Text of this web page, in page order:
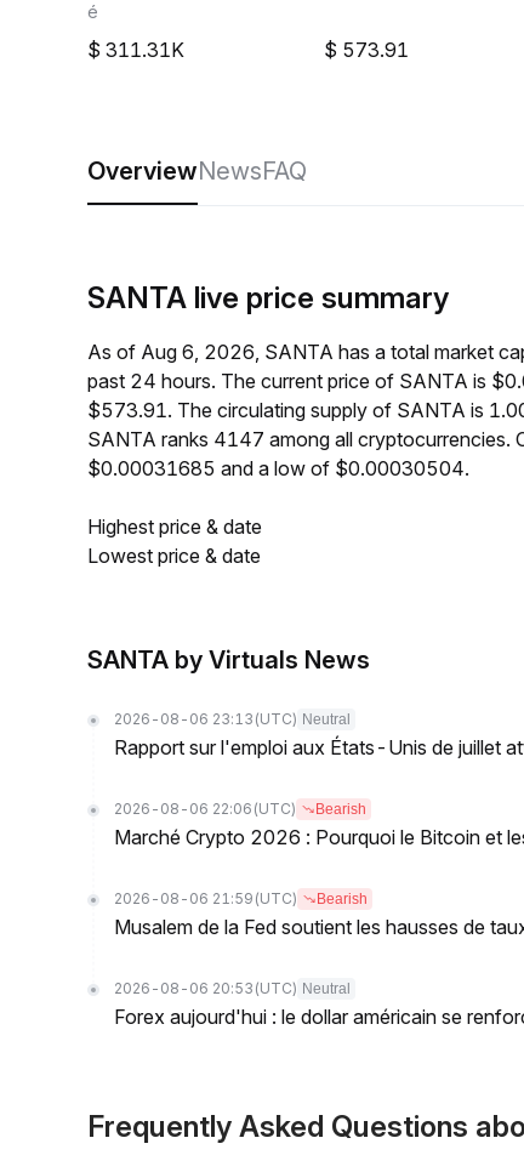
é
311.31K 573.91
OverviewNewsFAQ
SANTA live price summary
As of Aug 6, 2026, SANTA has a total market
past 24 hours. The current price of SANTA is
$573.91. The circulating supply of SANTA is
SANTA ranks 4147 among all cryptocurrencies.
$0.00031685 and a low of $0.00030504.
Highest price & date
Lowest price & date
SANTA by Virtuals News
2026-08-06 23:13 (UTC) Neutral
Rapport sur l'emploi aux États-Unis de juillet
2026-08-06 22:06 (UTC) Bearish
Marché Crypto 2026 : Pourquoi le Bitcoin et
2026-08-06 21:59 (UTC) Bearish
Musalem de la Fed soutient les hausses de
2026-08-06 20:53 (UTC) Neutral
Forex aujourd'hui : le dollar américain se
Frequently Asked Questions